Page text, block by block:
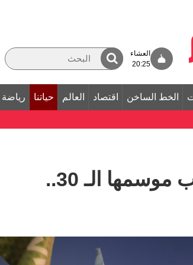
العشاء
20:25
الخط الساخن اقتصاد العالم حياتنا رياضة
القرية العالمية تفتح أبواب موسمها الـ 30..